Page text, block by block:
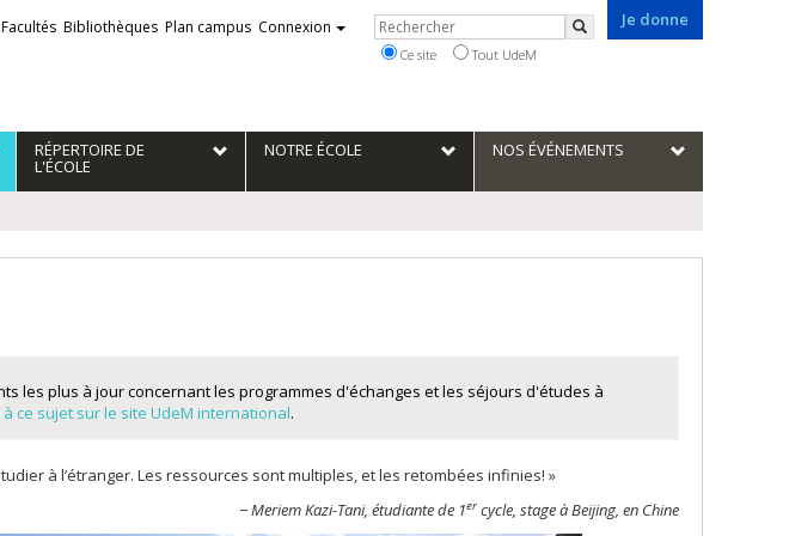
Je donne
Facultés Bibliothèques Plan campus Connexion Rechercher
Rechercher
Ce site Tout UdeM
RÉPERTOIRE DE
L'ÉCOLE
NOTRE ÉCOLE NOS ÉVÉNEMENTS
les plus à jour concernant les programmes d'échanges et les séjours d'études à
ce sujet sur le site UdeM international.
à l’étranger. Les ressources sont multiples, et les retombées infinies! »
− Meriem Kazi-Tani, étudiante de 1er cycle, stage à Beijing, en Chine